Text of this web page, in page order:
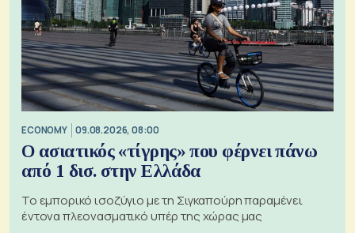
ECONOMY 09.08.2026, 08:00
Ο ασιατικός «τίγρης» που φέρνει πάνω
από 1 δισ. στην Ελλάδα
Το εμπορικό ισοζύγιο με τη Σιγκαπούρη παραμένει
έντονα πλεονασματικό υπέρ της χώρας μας